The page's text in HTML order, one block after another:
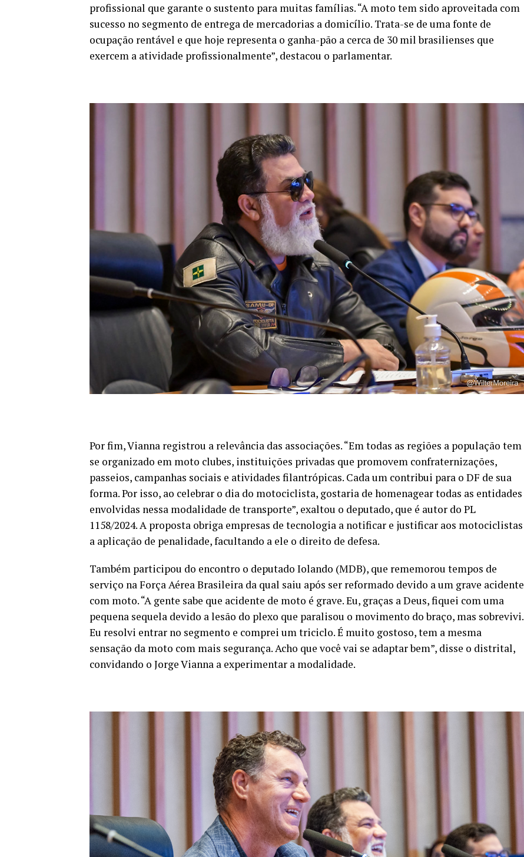
profissional que garante o sustento para muitas famílias. “A moto tem sido aproveitada com
sucesso no segmento de entrega de mercadorias a domicílio. Trata-se de uma fonte de
ocupação rentável e que hoje representa o ganha-pão a cerca de 30 mil brasilienses que
exercem a atividade profissionalmente”, destacou o parlamentar.
Por fim, Vianna registrou a relevância das associações. “Em todas as regiões a população tem
se organizado em moto clubes, instituições privadas que promovem confraternizações,
passeios, campanhas sociais e atividades filantrópicas. Cada um contribui para o DF de sua
forma. Por isso, ao celebrar o dia do motociclista, gostaria de homenagear todas as entidades
envolvidas nessa modalidade de transporte”, exaltou o deputado, que é autor do PL
1158/2024. A proposta obriga empresas de tecnologia a notificar e justificar aos motociclistas
a aplicação de penalidade, facultando a ele o direito de defesa.
Também participou do encontro o deputado Iolando (MDB), que rememorou tempos de
serviço na Força Aérea Brasileira da qual saiu após ser reformado devido a um grave acidente
com moto. “A gente sabe que acidente de moto é grave. Eu, graças a Deus, fiquei com uma
pequena sequela devido a lesão do plexo que paralisou o movimento do braço, mas sobrevivi.
Eu resolvi entrar no segmento e comprei um triciclo. É muito gostoso, tem a mesma
sensação da moto com mais segurança. Acho que você vai se adaptar bem”, disse o distrital,
convidando o Jorge Vianna a experimentar a modalidade.